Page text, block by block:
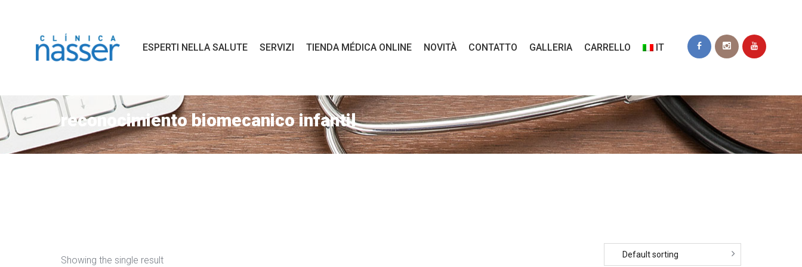
ESPERTI NELLA SALUTE SERVIZI TIENDA MÉDICA ONLINE NOVITÀ CONTATTO GALLERIA CARRELLO IT
reconocimiento biomecanico infantil
Showing the single result